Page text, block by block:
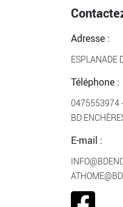
Adresse :
ESPLANADE
Téléphone :
0475553974-
BD
E-mail :